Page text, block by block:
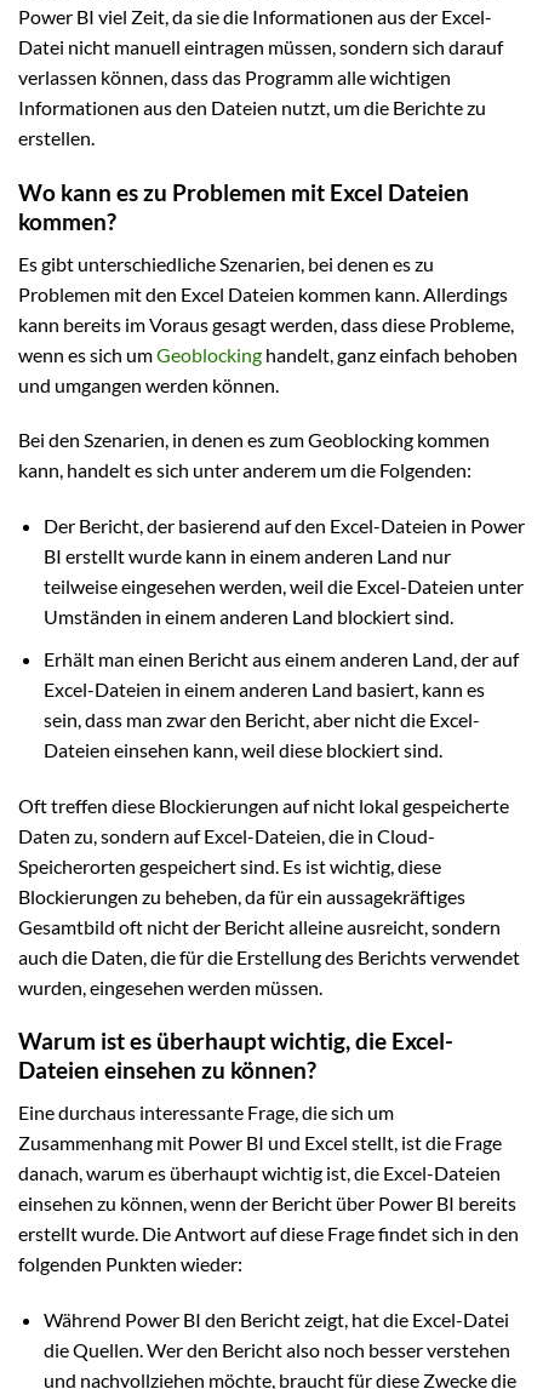
Power BI viel Zeit, da sie die Informationen aus der Excel-
Datei nicht manuell eintragen müssen, sondern sich darauf
verlassen können, dass das Programm alle wichtigen
Informationen aus den Dateien nutzt, um die Berichte zu
erstellen.
Wo kann es zu Problemen mit Excel Dateien
kommen?
Es gibt unterschiedliche Szenarien, bei denen es zu
Problemen mit den Excel Dateien kommen kann. Allerdings
kann bereits im Voraus gesagt werden, dass diese Probleme,
wenn es sich umGeoblocking handelt, ganz einfach behoben
und umgangen werden können.
Bei den Szenarien, in denen es zum Geoblocking kommen
kann, handelt es sich unter anderem um die Folgenden:
Der Bericht, der basierend auf den Excel-Dateien in Power
BI erstellt wurde kann in einem anderen Land nur
teilweise eingesehen werden, weil die Excel-Dateien unter
Umständen in einem anderen Land blockiert sind.
Erhält man einen Bericht aus einem anderen Land, der auf
Excel-Dateien in einem anderen Land basiert, kann es
sein, dass man zwar den Bericht, aber nicht die Excel-
Dateien einsehen kann, weil diese blockiert sind.
Oft treffen diese Blockierungen auf nicht lokal gespeicherte
Daten zu, sondern auf Excel-Dateien, die in Cloud-
Speicherorten gespeichert sind. Es ist wichtig, diese
Blockierungen zu beheben, da für ein aussagekräftiges
Gesamtbild oft nicht der Bericht alleine ausreicht, sondern
auch die Daten, die für die Erstellung des Berichts verwendet
wurden, eingesehen werden müssen.
Warum ist es überhaupt wichtig, die Excel-
Dateien einsehen zu können?
Eine durchaus interessante Frage, die sich um
Zusammenhang mit Power BI und Excel stellt, ist die Frage
danach, warum es überhaupt wichtig ist, die Excel-Dateien
einsehen zu können, wenn der Bericht über Power BI bereits
erstellt wurde. Die Antwort auf diese Frage findet sich in den
folgenden Punkten wieder:
Während Power BI den Bericht zeigt, hat die Excel-Datei
die Quellen. Wer den Bericht also noch besser verstehen
und nachvollziehen möchte, braucht für diese Zwecke die